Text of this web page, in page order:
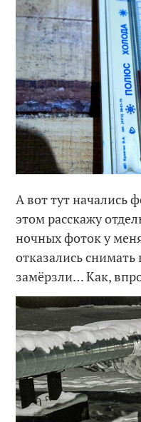
А вот тут начались
этом расскажу
ночных фоток у
отказались
замёрзли… Как,